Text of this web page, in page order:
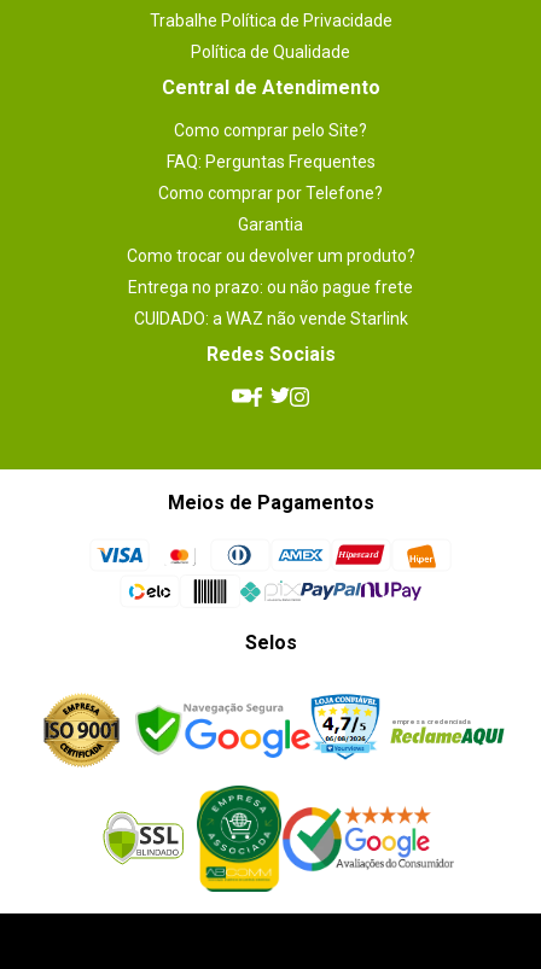
Trabalhe Política de Privacidade
Política de Qualidade
Central de Atendimento
Como comprar pelo Site?
FAQ: Perguntas Frequentes
Como comprar por Telefone?
Garantia
Como trocar ou devolver um produto?
Entrega no prazo: ou não pague frete
CUIDADO: a WAZ não vende Starlink
Redes Sociais
Meios de Pagamentos
Selos